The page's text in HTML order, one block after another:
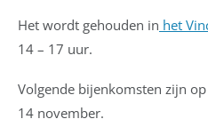
Het wordt gehouden in het
14 – 17 uur.
Volgende bijenkomsten zijn
14 november.